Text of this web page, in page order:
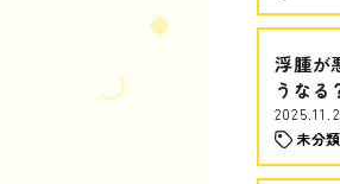
浮腫が
うなる
未分類